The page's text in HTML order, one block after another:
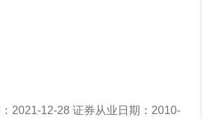
2021-12-28 证券从业日期：2010-